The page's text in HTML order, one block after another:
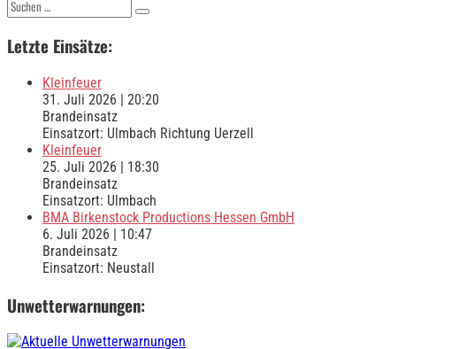
nach:
Letzte Einsätze:
Kleinfeuer
31. Juli 2026 | 20:20
Brandeinsatz
Einsatzort: Ulmbach Richtung Uerzell
Kleinfeuer
25. Juli 2026 | 18:30
Brandeinsatz
Einsatzort: Ulmbach
BMA Birkenstock Productions Hessen GmbH
6. Juli 2026 | 10:47
Brandeinsatz
Einsatzort: Neustall
Unwetterwarnungen: